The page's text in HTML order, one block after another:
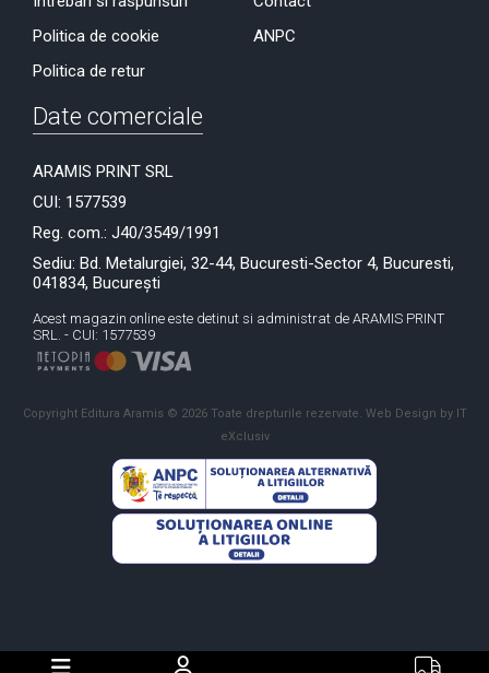
Politica de cookie
Politica de retur
ANPC
Date comerciale
ARAMIS PRINT SRL
CUI: 1577539
Reg. com.: J40/3549/1991
Sediu: Bd. Metalurgiei, 32-44, Bucuresti-Sector 4, Bucuresti,
041834, București
Acest magazin online este detinut si administrat de ARAMIS PRINT
SRL. - CUI: 1577539
Copyright Editura Aramis © 2026 Toate drepturile rezervate. Web Design by IT
eXclusiv